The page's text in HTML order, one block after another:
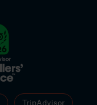
TripAdvisor